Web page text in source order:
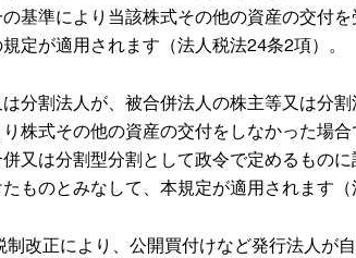
基準により当該株式その他の資産の交付
定が適用されます（法人税法24条2項）。
分割法人が、被合併法人の株主等又は分
株式その他の資産の交付をしなかった場
又は分割型分割として政令で定めるもの
ものとみなして、本規定が適用されます（
制改正により、公開買付けなど発行法人が